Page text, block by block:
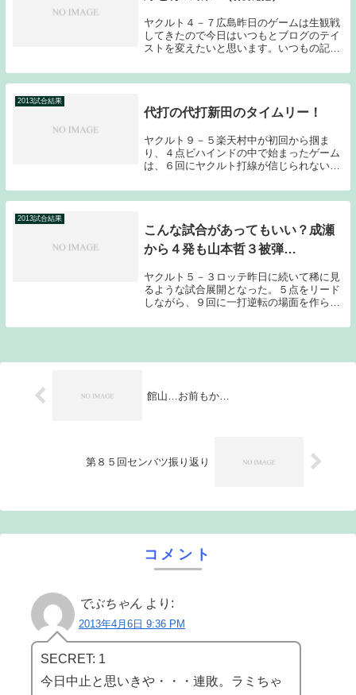
ヤクルト４－７広島昨日のゲームは生観戦
してきたので今日はいつもとブログのテイ
ストを変えたいと思います。いつもの記事
ん。それにしても前回神宮で観戦した時も
４－７でヒーローが松山のゲームだった。
2013試合結果
代打の代打新田のタイムリー！
ヤクルト９－５楽天村中が初回から掴ま
り、４点ビハインドの中で始まったゲーム
は、６回にヤクルト打線が信じられないく
逆転勝ちした。このまま勢いに乗れれば良
いのだが…村中は、今日も調子が上がらな
2013試合結果
こんな試合があってもいい？成瀬
から４発も山本哲３被弾…
ヤクルト５－３ロッテ昨日に続いて稀に見
るような試合展開となった。５点をリード
しながら、９回に一打逆転の場面を作られ
い。弱いチームの勝ち方である。それでも
館山…お前もか…
第８５回センバツ振り返り
コメント
でぶちゃん より:
2013年4月6日 9:36 PM
SECRET: 1
今日中止と思いきや・・・連敗。ラミちゃ